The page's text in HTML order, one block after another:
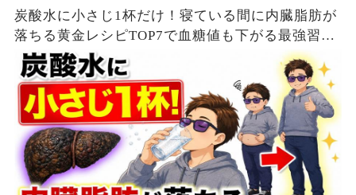
炭酸水に小さじ1杯だけ！寝ている間に内臓脂肪が
落ちる黄金レシピTOP7で血糖値も下がる最強習慣
【ダイエット整体師】